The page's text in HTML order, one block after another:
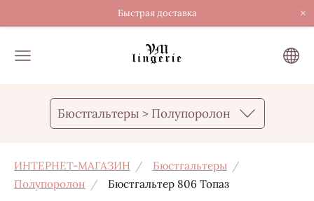
Быстрая доставка ×
Бюстгальтеры > Полупоролон
ИНТЕРНЕТ-МАГАЗИН
Бюстгальтеры
Полупоролон
Бюстгальтер 806 Топаз